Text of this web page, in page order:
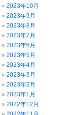
2023年10月
2023年9月
2023年8月
2023年7月
2023年6月
2023年5月
2023年4月
2023年3月
2023年2月
2023年1月
2022年12月